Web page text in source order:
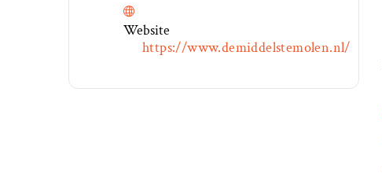
Website
https://www.demiddelstemolen.nl/